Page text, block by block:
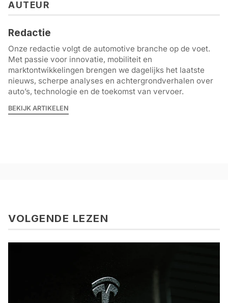
AUTEUR
Redactie
Onze redactie volgt de automotive branche op de voet.
Met passie voor innovatie, mobiliteit en
marktontwikkelingen brengen we dagelijks het laatste
nieuws, scherpe analyses en achtergrondverhalen over
auto’s, technologie en de toekomst van vervoer.
BEKIJK ARTIKELEN
VOLGENDE LEZEN